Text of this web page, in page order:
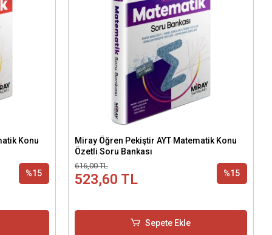
Konu
%15
Miray Öğren Pekiştir AYT Matematik Konu
Özetli Soru Bankası
616,00 TL
523,60 TL %15
Sepete Ekle